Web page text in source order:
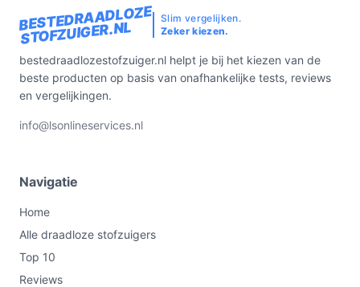
BESTEDRAADLOZE
STOFZUIGER.NL
Slim vergelijken.
Zeker kiezen.
bestedraadlozestofzuiger.nl helpt je bij het kiezen van de
beste producten op basis van onafhankelijke tests, reviews
en vergelijkingen.
info@lsonlineservices.nl
Navigatie
Home
Alle draadloze stofzuigers
Top 10
Reviews